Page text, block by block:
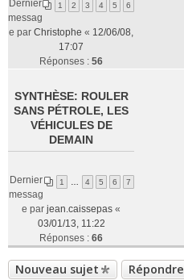
1 2 3 4 5 6
Dernier
messag
e par Christophe « 12/06/08,
17:07
Réponses : 56
SYNTHÈSE: ROULER
SANS PÉTROLE, LES
VÉHICULES DE
DEMAIN
1 4 5 6 7
Dernier
messag
e par jean.caissepas «
03/01/13, 11:22
Réponses : 66
Nouveau sujet Répondre